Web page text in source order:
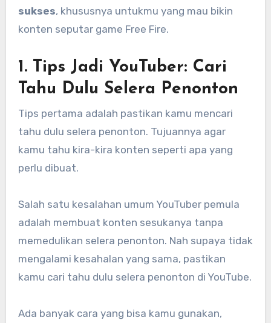
sukses, khususnya untukmu yang mau bikin
konten seputar game Free Fire.
1. Tips Jadi YouTuber: Cari
Tahu Dulu Selera Penonton
Tips pertama adalah pastikan kamu mencari
tahu dulu selera penonton. Tujuannya agar
kamu tahu kira-kira konten seperti apa yang
perlu dibuat.
Salah satu kesalahan umum YouTuber pemula
adalah membuat konten sesukanya tanpa
memedulikan selera penonton. Nah supaya tidak
mengalami kesahalan yang sama, pastikan
kamu cari tahu dulu selera penonton di YouTube.
Ada banyak cara yang bisa kamu gunakan,